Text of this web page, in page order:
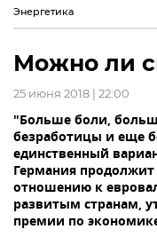
Энергетика
Можно ли
25 июня 2018 | 22:00
"Больше боли,
безработицы и еще
единственный
Германия продолжит
отношению к
развитым странам,
премии по